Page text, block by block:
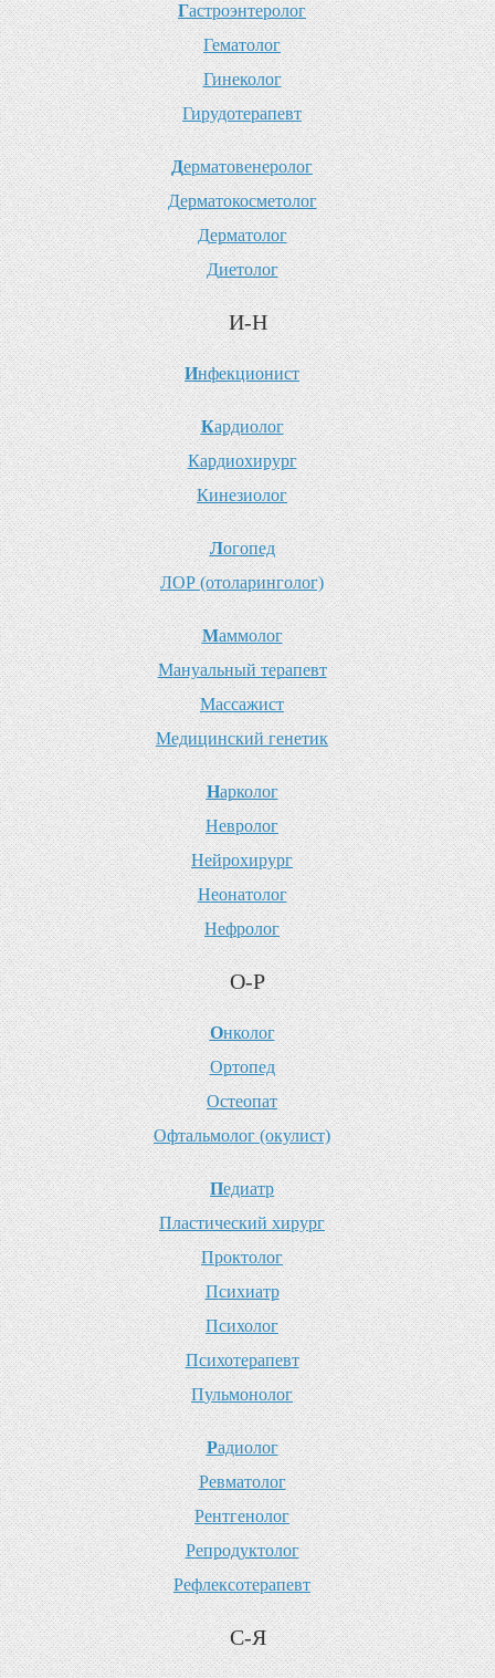
Гастроэнтеролог
Гематолог
Гинеколог
Гирудотерапевт
Дерматовенеролог
Дерматокосметолог
Дерматолог
Диетолог
И-Н
Инфекционист
Кардиолог
Кардиохирург
Кинезиолог
Логопед
ЛОР (отоларинголог)
Маммолог
Мануальный терапевт
Массажист
Медицинский генетик
Нарколог
Невролог
Нейрохирург
Неонатолог
Нефролог
О-Р
Онколог
Ортопед
Остеопат
Офтальмолог (окулист)
Педиатр
Пластический хирург
Проктолог
Психиатр
Психолог
Психотерапевт
Пульмонолог
Радиолог
Ревматолог
Рентгенолог
Репродуктолог
Рефлексотерапевт
С-Я